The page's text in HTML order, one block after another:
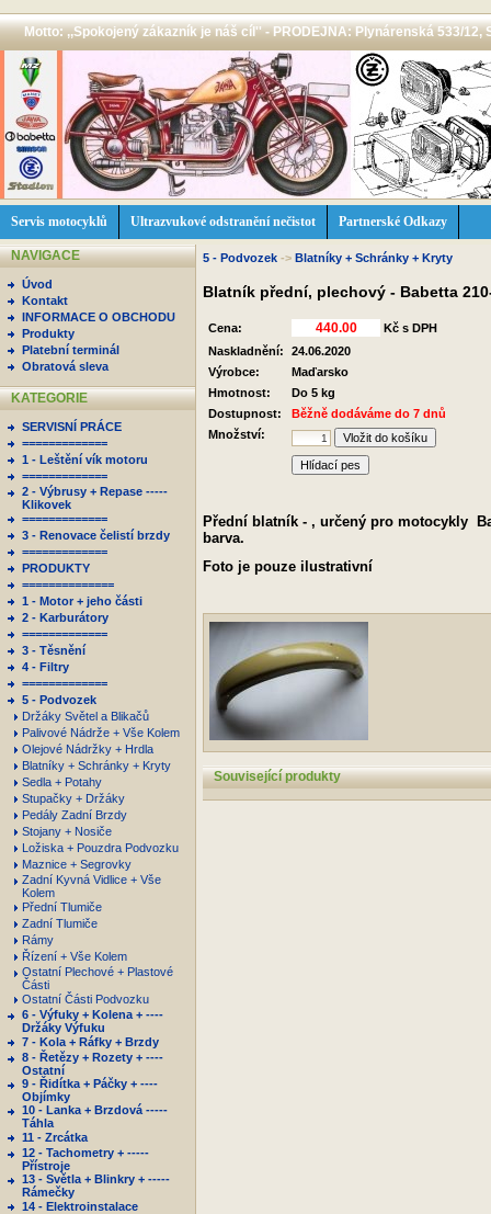
Motto: ,,Spokojený zákazník je náš cíl'' - PRODEJNA: Plynárenská 533/12,
Servis motocyklů Ultrazvukové odstranění nečistot Partnerské Odkazy
NAVIGACE
Úvod
Kontakt
INFORMACE O OBCHODU
Produkty
Platební terminál
Obratová sleva
KATEGORIE
SERVISNÍ PRÁCE
=============
1 - Leštění vík motoru
=============
2 - Výbrusy + Repase -----
Klikovek
=============
3 - Renovace čelistí brzdy
=============
PRODUKTY
==============
1 - Motor + jeho části
2 - Karburátory
=============
3 - Těsnění
4 - Filtry
=============
5 - Podvozek
Držáky Světel a Blikačů
Palivové Nádrže + Vše Kolem
Olejové Nádržky + Hrdla
Blatníky + Schránky + Kryty
Sedla + Potahy
Stupačky + Držáky
Pedály Zadní Brzdy
Stojany + Nosiče
Ložiska + Pouzdra Podvozku
Maznice + Segrovky
Zadní Kyvná Vidlice + Vše
Kolem
Přední Tlumiče
Zadní Tlumiče
Rámy
Řízení + Vše Kolem
Ostatní Plechové + Plastové
Části
Ostatní Části Podvozku
6 - Výfuky + Kolena + ----
Držáky Výfuku
7 - Kola + Ráfky + Brzdy
8 - Řetězy + Rozety + ----
Ostatní
9 - Řidítka + Páčky + ----
Objímky
10 - Lanka + Brzdová -----
Táhla
11 - Zrcátka
12 - Tachometry + -----
Přístroje
13 - Světla + Blinkry + -----
Rámečky
14 - Elektroinstalace
5 - Podvozek -> Blatníky + Schránky + Kryty
Blatník přední, plechový - Babetta
Cena:
Kč s DPH
Naskladnění:
24.06.2020
Výrobce:
Maďarsko
Hmotnost:
Do 5 kg
Dostupnost:
Běžně dodáváme do 7 dnů
Množství:
Hlídací pes
Přední blatník - , určený pro motocykly
barva.
Foto je pouze ilustrativní
Související produkty